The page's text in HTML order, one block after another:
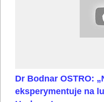
Dr Bodnar OSTRO:
eksperymentuje na